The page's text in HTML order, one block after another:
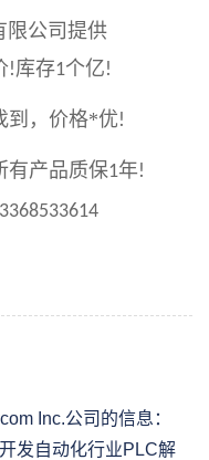
限公司提供
!库存1个亿!
到，价格*优!
有产品质保1年!
Inc.公司的信息：
发自动化行业PLC解